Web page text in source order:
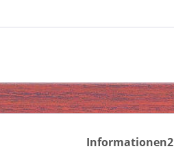
Informationen2